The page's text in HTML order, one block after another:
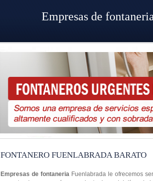
FONTANERO FUENLABRADA BARATO
Empresas de fontaneria Fuenlabrada le ofrecemos
Empresas de